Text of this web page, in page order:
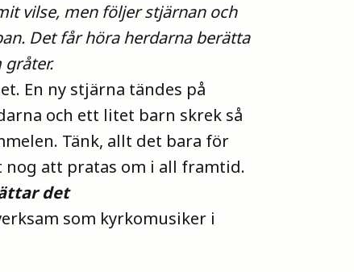
vilse, men följer stjärnan och
Det får höra herdarna berätta
gråter.
En ny stjärna tändes på
och ett litet barn skrek så
Tänk, allt det bara för
att pratas om i all framtid.
det
som kyrkomusiker i